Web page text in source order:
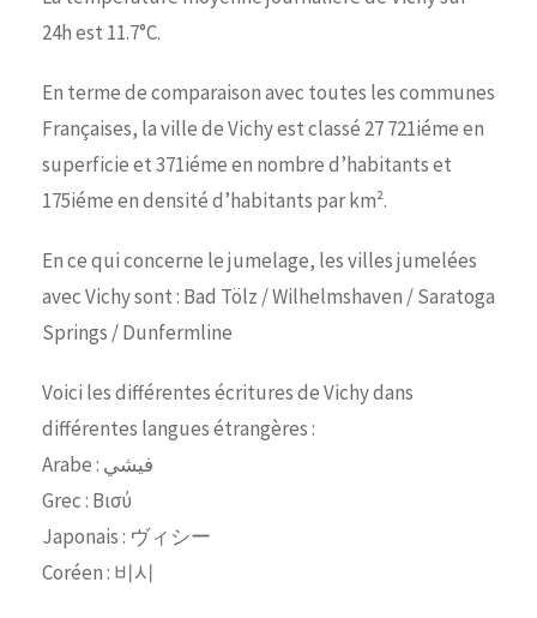
24h est 11.7°C.
En terme de comparaison avec toutes les communes
Françaises, la ville de Vichy est classé 27 721iéme en
superficie et 371iéme en nombre d’habitants et
175iéme en densité d’habitants par km².
En ce qui concerne le jumelage, les villes jumelées
avec Vichy sont : Bad Tölz / Wilhelmshaven / Saratoga
Springs / Dunfermline
Voici les différentes écritures de Vichy dans
différentes langues étrangères :
Arabe : فيشي
Grec : Βισύ
Japonais : ヴィシー
Coréen : 비시